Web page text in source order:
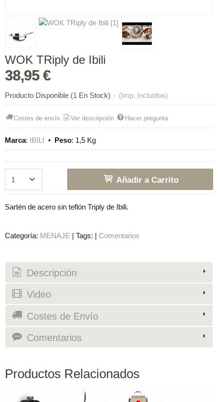
WOK TRiply de Ibili
38,95 €
Producto Disponible (1 En Stock) - (Imp. Incluidos)
Costes de envío Ver descripción Hacer pregunta
Marca: IBILI • Peso: 1,5 Kg
Añadir a Carrito
Sartén de acero sin teflón Triply de Ibili.
Categoría: MENAJE | Tags: | Comentarios
Descripción
Video
Costes de Envío
Comentarios
Productos Relacionados